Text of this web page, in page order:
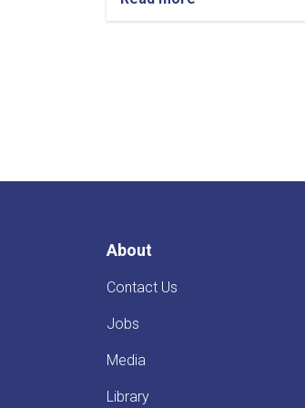
۶
About
Contact Us
Jobs
Media
Library